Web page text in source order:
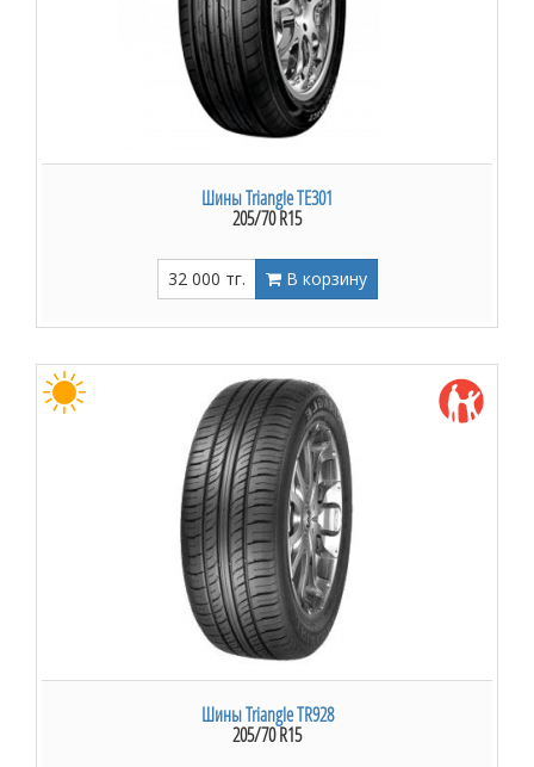
Шины Triangle TE301
205/70 R15
32 000 тг. В корзину
Шины Triangle TR928
205/70 R15